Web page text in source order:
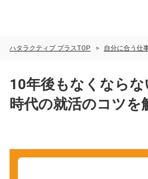
ハタラクティブ プラスTOP 自分に合う仕
10年後もなくなら
時代の就活のコツを